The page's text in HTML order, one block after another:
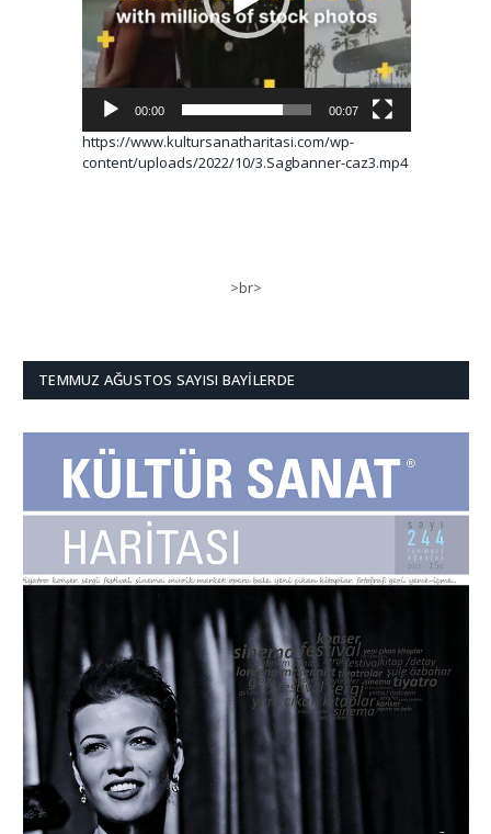
00:00 00:07
https://www.kultursanatharitasi.com/wp-
content/uploads/2022/10/3.Sagbanner-caz3.mp4
>br>
TEMMUZ AĞUSTOS SAYISI BAYILERDE